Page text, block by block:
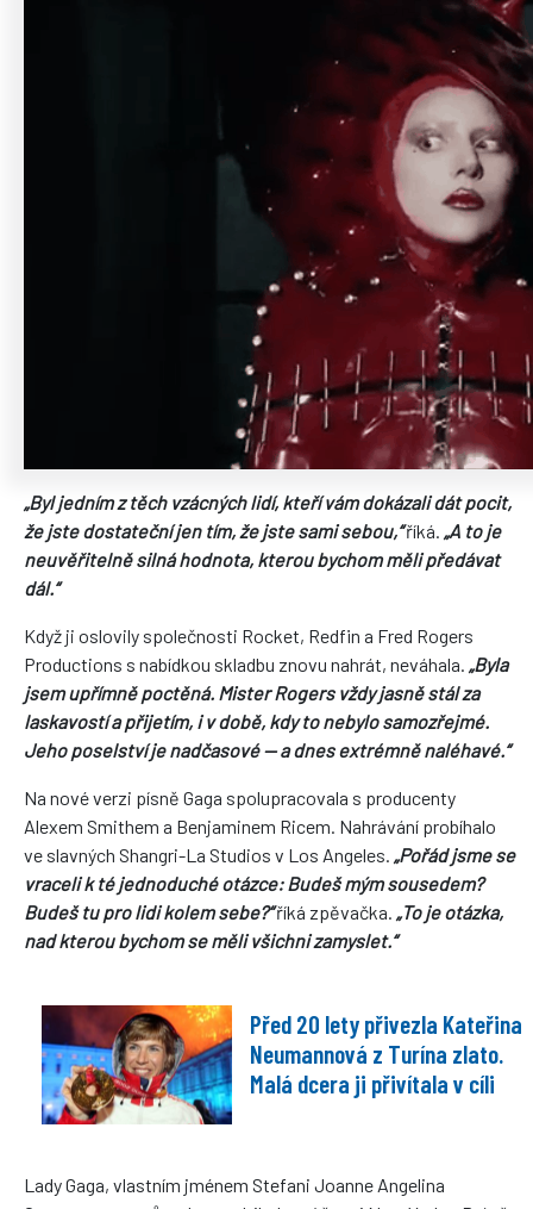
„Byl jedním z těch vzácných lidí, kteří vám dokázali dát pocit,
že jste dostateční jen tím, že jste sami sebou,“říká. „A to je
neuvěřitelně silná hodnota, kterou bychom měli předávat
dál.“
Když ji oslovily společnosti Rocket, Redfin a Fred Rogers
Productions s nabídkou skladbu znovu nahrát, neváhala. „Byla
jsem upřímně poctěná. Mister Rogers vždy jasně stál za
laskavostí a přijetím, i v době, kdy to nebylo samozřejmé.
Jeho poselství je nadčasové — a dnes extrémně naléhavé.“
Na nové verzi písně Gaga spolupracovala s producenty
Alexem Smithem a Benjaminem Ricem. Nahrávání probíhalo
ve slavných Shangri-La Studios v Los Angeles. „Pořád jsme se
vraceli k té jednoduché otázce: Budeš mým sousedem?
Budeš tu pro lidi kolem sebe?“říká zpěvačka. „To je otázka,
nad kterou bychom se měli všichni zamyslet.“
Před 20 lety přivezla Kateřina
Neumannová z Turína zlato.
Malá dcera ji přivítala v cíli
Lady Gaga, vlastním jménem Stefani Joanne Angelina